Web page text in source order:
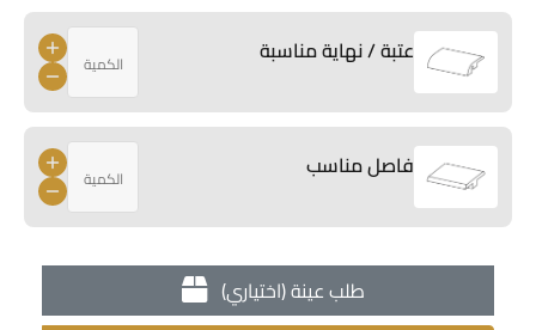
عتبة / نهاية مناسبة
فاصل مناسب
طلب عينة (اختياري)